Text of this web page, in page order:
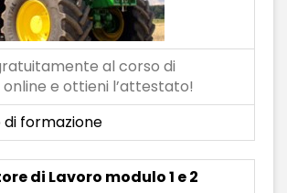
al corso di
e ottieni l’attestato!
di formazione
di Lavoro modulo 1 e 2